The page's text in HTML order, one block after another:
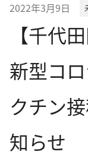
診療案内
小児科
循環器内
生活習慣病
【千代
新型コ
クチン
知らせ
2022年3月9日